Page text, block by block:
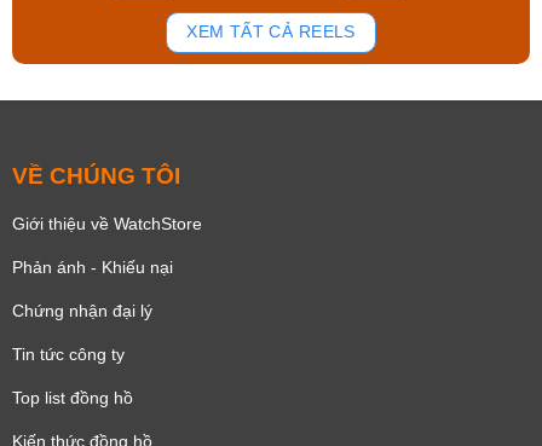
175
XEM TẤT CẢ REELS
VỀ CHÚNG TÔI
Giới thiệu về WatchStore
Phản ánh - Khiếu nại
Chứng nhận đại lý
Tin tức công ty
Top list đồng hồ
Kiến thức đồng hồ